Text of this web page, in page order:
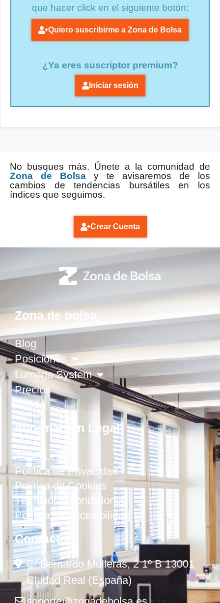
que hacer click en el siguiente botón:
Quiero suscribirme a Zona de Bolsa
¿Ya eres suscriptor premium?
Iniciar sesión
No busques más. Únete a la comunidad de
Zona de Bolsa y te avisaremos de los
cambios de tendencias bursátiles en los
índices que seguimos.
Crear Cuenta
Zona de bolsa
Blog
Posiciones
Lumaga System
Precios
Ayuda
Información Legal
Aviso Legal
Política de Privacidad
Política de Cookies
Términos y condiciones
Política de Accesibilidad
Contacto
C/ Bernardo Mulleras, 2 1º B 13001
Ciudad Real (España)